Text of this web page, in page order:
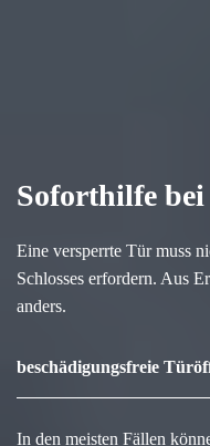
Soforthilfe
Eine versperrte Tür muss
Schlosses erfordern. Aus
anders.
beschädigungsfreie
In den meisten Fällen